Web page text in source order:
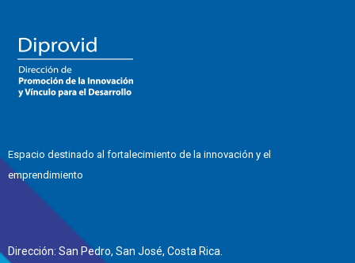
Espacio destinado al fortalecimiento de la innovación y el
emprendimiento
Dirección: San Pedro, San José, Costa Rica.